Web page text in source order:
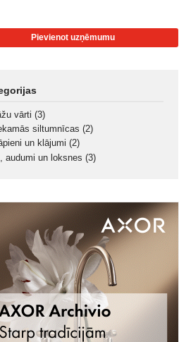
Pievienot uzņēmumu
vārti (3)
siltumnīcas (2)
un klājumi (2)
audumi un loksnes (3)